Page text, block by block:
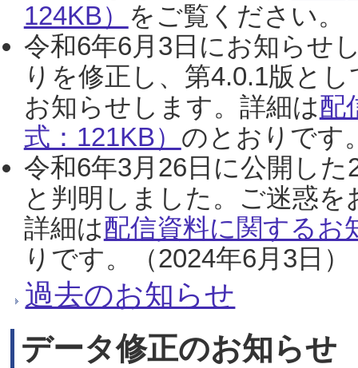
124KB） をご覧ください。
令和6年6月3日にお知らせ
りを修正し、第4.0.1版と
お知らせします。詳細は配
式：121KB） のとおりです
令和6年3月26日に公開し
と判明しました。ご迷惑
詳細は配信資料に関するお
りです。（2024年6月3日）
過去のお知らせ
データ修正のお知らせ